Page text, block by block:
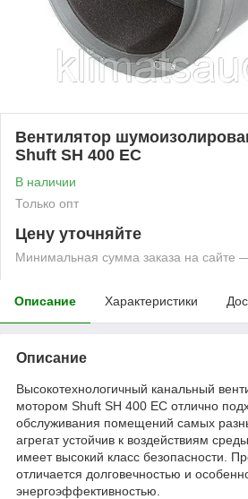
Вентилятор
Shuft SH 400 EC
В наличии
Только опт
Цену уточняйте
Минимальная сумма заказа на сайте
Описание Характеристики
Описание
Высокотехнологичный канальный
мотором Shuft SH 400 EC отлично
обслуживания помещений самых
агрегат устойчив к воздействиям
имеет высокий класс безопасности.
отличается долговечностью и
энергоэффективностью.